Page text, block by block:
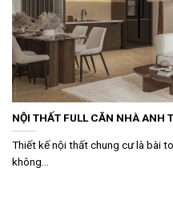
NỘI THẤT FULL CĂN NHÀ ANH
Thiết kế nội thất chung cư là bài
không...